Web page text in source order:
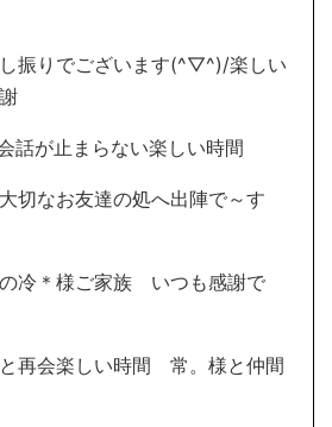
振りでございます(^▽^)/楽しい
話が止まらない楽しい時間
切なお友達の処へ出陣で～す
冷＊様ご家族 いつも感謝で
再会楽しい時間 常。様と仲間